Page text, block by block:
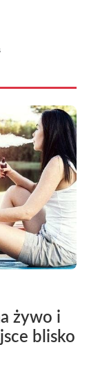
żywo i
blisko